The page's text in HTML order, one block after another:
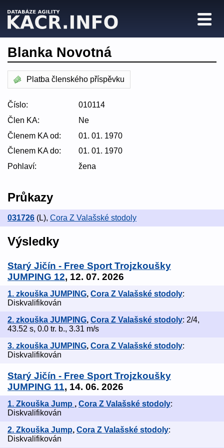
Blanka Novotná
Platba členského příspěvku
Číslo:
010114
Člen KA:
Ne
Členem KA od:
01. 01. 1970
Členem KA do:
01. 01. 1970
Pohlaví:
žena
Průkazy
031726 (L), Cora Z Valašské stodoly
Výsledky
Starý Jičín - Free Sport Trojzkoušky
JUMPING 12, 12. 07. 2026
1. zkouška JUMPING, Cora Z Valašské stodoly:
Diskvalifikován
2. zkouška JUMPING, Cora Z Valašské stodoly: 2/4,
43.52 s, 0.0 tr. b., 3.31 m/s
3. zkouška JUMPING, Cora Z Valašské stodoly:
Diskvalifikován
Starý Jičín - Free Sport Trojzkoušky
JUMPING 11, 14. 06. 2026
1. Zkouška Jump , Cora Z Valašské stodoly:
Diskvalifikován
2. Zkouška Jump, Cora Z Valašské stodoly:
Diskvalifikován